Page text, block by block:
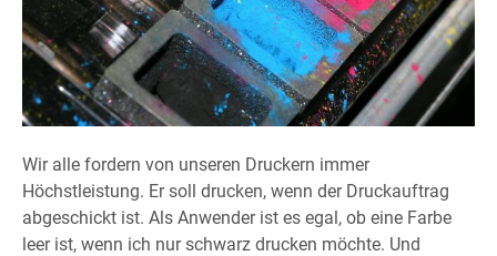
Wir alle fordern von unseren Druckern immer
Höchstleistung. Er soll drucken, wenn der Druckauftrag
abgeschickt ist. Als Anwender ist es egal, ob eine Farbe
leer ist, wenn ich nur schwarz drucken möchte. Und